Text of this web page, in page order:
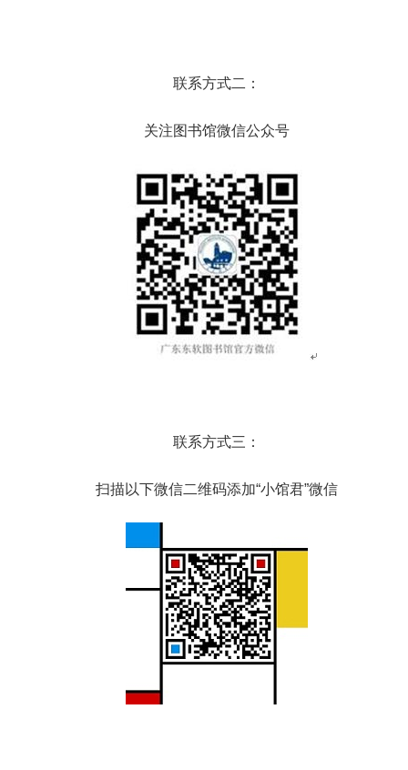
联系方式二：
关注图书馆微信公众号
联系方式三：
扫描以下微信二维码添加“小馆君”微信